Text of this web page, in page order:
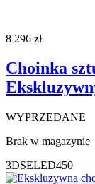
8 296 zł
Choinka
WYPRZEDANE
Brak w magazynie
3DSELED450